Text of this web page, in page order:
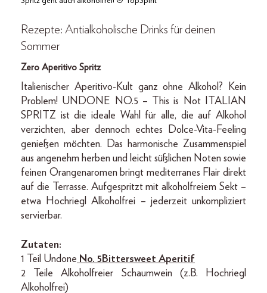
Rezepte: Antialkoholische Drinks für deinen
Sommer
Zero Aperitivo Spritz
Italienischer Aperitivo-Kult ganz ohne Alkohol? Kein
Problem! UNDONE NO.5 – This is Not ITALIAN
SPRITZ ist die ideale Wahl für alle, die auf Alkohol
verzichten, aber dennoch echtes Dolce-Vita-Feeling
genießen möchten. Das harmonische Zusammenspiel
aus angenehm herben und leicht süßlichen Noten sowie
feinen Orangenaromen bringt mediterranes Flair direkt
auf die Terrasse. Aufgespritzt mit alkoholfreiem Sekt –
etwa Hochriegl Alkoholfrei – jederzeit unkompliziert
servierbar.
Zutaten:
1 Teil Undone No. 5 Bittersweet Aperitif
2 Teile Alkoholfreier Schaumwein (z.B. Hochriegl
Alkoholfrei)